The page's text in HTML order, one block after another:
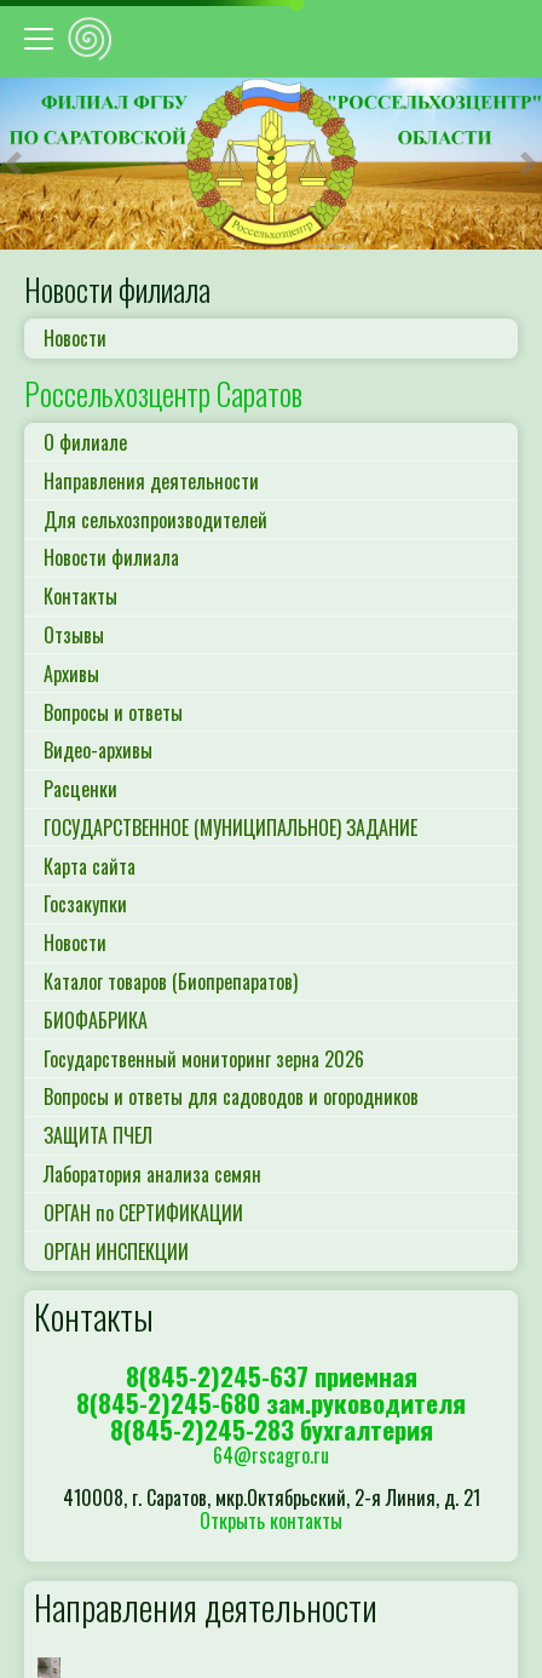
Предыдущий
Новости филиала
Новости
Россельхозцентр Саратов
О филиале
Направления деятельности
Для сельхозпроизводителей
Новости филиала
Контакты
Отзывы
Архивы
Вопросы и ответы
Видео-архивы
Расценки
ГОСУДАРСТВЕННОЕ (МУНИЦИПАЛЬНОЕ) ЗАДАНИЕ
Карта сайта
Госзакупки
Новости
Каталог товаров (Биопрепаратов)
БИОФАБРИКА
Государственный мониторинг зерна 2026
Вопросы и ответы для садоводов и огородников
ЗАЩИТА ПЧЕЛ
Лаборатория анализа семян
ОРГАН по СЕРТИФИКАЦИИ
ОРГАН ИНСПЕКЦИИ
Контакты
8(845-2)245-637 приемная
8(845-2)245-680 зам.руководителя
8(845-2)245-283 бухгалтерия
64@rscagro.ru
410008, г. Саратов, мкр.Октябрьский, 2-я Линия, д. 21
Открыть контакты
Направления деятельности